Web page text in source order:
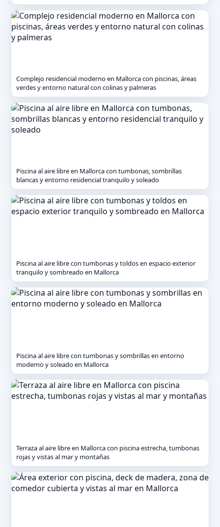
Complejo residencial moderno en Mallorca con piscinas, áreas
verdes y entorno natural con colinas y palmeras
Piscina al aire libre en Mallorca con tumbonas, sombrillas
blancas y entorno residencial tranquilo y soleado
Piscina al aire libre con tumbonas y toldos en espacio exterior
tranquilo y sombreado en Mallorca
Piscina al aire libre con tumbonas y sombrillas en entorno
moderno y soleado en Mallorca
Terraza al aire libre en Mallorca con piscina estrecha, tumbonas
rojas y vistas al mar y montañas